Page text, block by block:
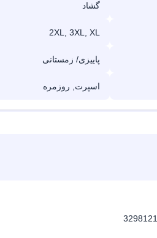
گشاد
2XL, 3XL, XL
پاییزی/ زمستانی
اسپرت, روزمره